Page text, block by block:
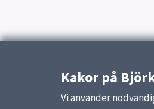
Kakor på
Vi använder